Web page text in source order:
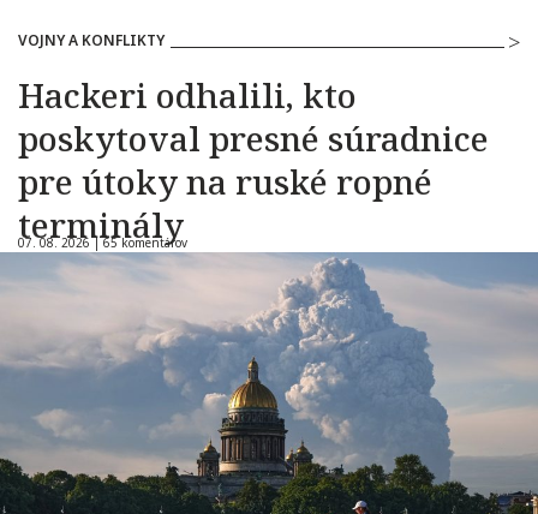
VOJNY A KONFLIKTY
Hackeri odhalili, kto
poskytoval presné súradnice
pre útoky na ruské ropné
terminály
07. 08. 2026 |65 komentárov